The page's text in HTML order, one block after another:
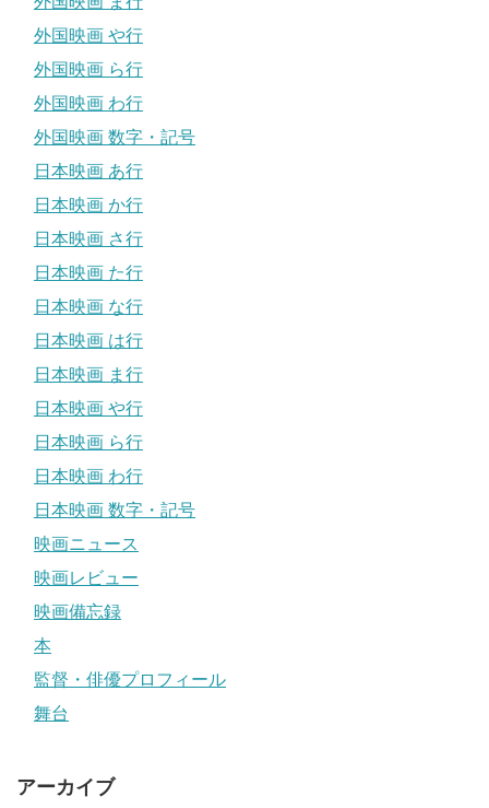
外国映画 や行
外国映画 ら行
外国映画 わ行
外国映画 数字・記号
日本映画 あ行
日本映画 か行
日本映画 さ行
日本映画 た行
日本映画 な行
日本映画 は行
日本映画 ま行
日本映画 や行
日本映画 ら行
日本映画 わ行
日本映画 数字・記号
映画ニュース
映画レビュー
映画備忘録
本
監督・俳優プロフィール
舞台
アーカイブ